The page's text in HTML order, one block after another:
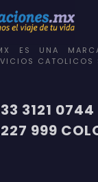
ES UNA
CATOLICOS
3121 0744
999